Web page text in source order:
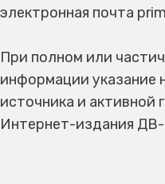
электронная почта
При полном или
информации указание
источника и активной
Интернет-издания